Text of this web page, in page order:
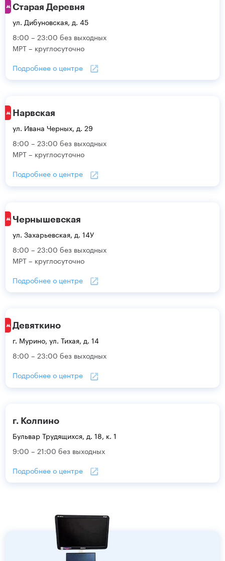
Старая Деревня
ул. Дибуновская, д. 45
8:00 – 23:00 без выходных
МРТ – круглосуточно
Подробнее о центре
Нарвская
ул. Ивана Черных, д. 29
8:00 – 23:00 без выходных
МРТ – круглосуточно
Подробнее о центре
Чернышевская
ул. Захарьевская, д. 14У
8:00 – 23:00 без выходных
МРТ – круглосуточно
Подробнее о центре
Девяткино
г. Мурино, ул. Тихая, д. 14
8:00 – 23:00 без выходных
Подробнее о центре
г. Колпино
Бульвар Трудящихся, д. 18, к. 1
9:00 – 21:00 без выходных
Подробнее о центре